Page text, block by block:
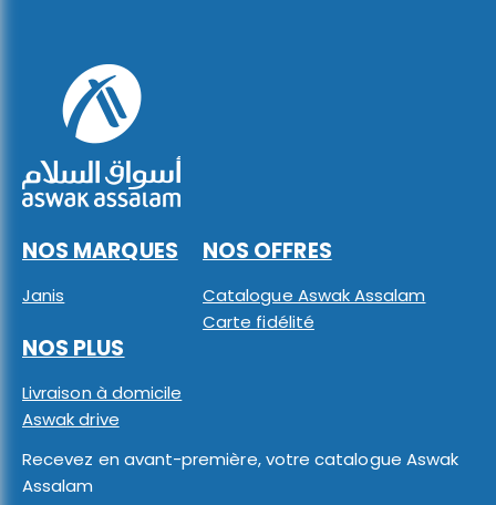
NOS MARQUES
Janis
NOS OFFRES
Catalogue Aswak Assalam
Carte fidélité
NOS PLUS
Livraison à domicile
Aswak drive
Recevez en avant-première, votre catalogue Aswak
Assalam